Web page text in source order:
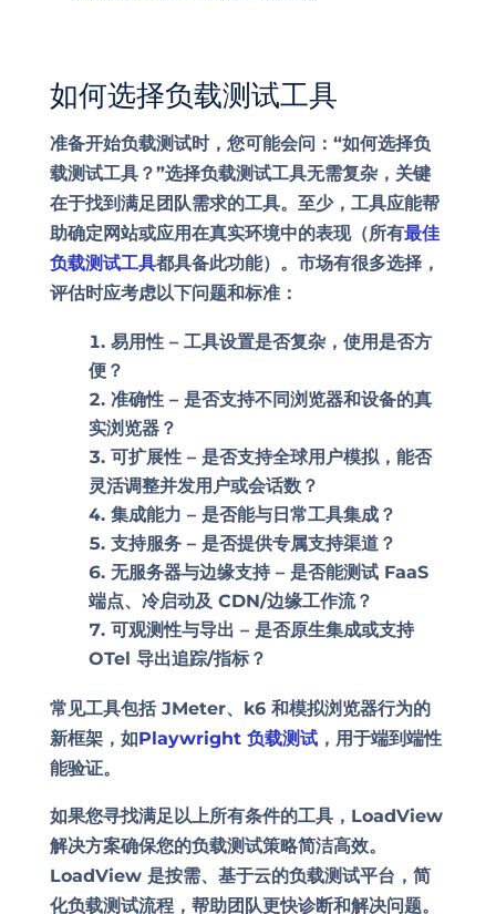
如何选择负载测试工具
准备开始负载测试时，您可能会问：“如何选择负
载测试工具？”选择负载测试工具无需复杂，关键
在于找到满足团队需求的工具。至少，工具应能帮
助确定网站或应用在真实环境中的表现（所有最佳
负载测试工具都具备此功能）。市场有很多选择，
评估时应考虑以下问题和标准：
易用性 –工具设置是否复杂，使用是否方
便？
准确性 –是否支持不同浏览器和设备的真
实浏览器？
可扩展性 –是否支持全球用户模拟，能否
灵活调整并发用户或会话数？
集成能力 –是否能与日常工具集成？
支持服务 –是否提供专属支持渠道？
无服务器与边缘支持 –是否能测试 FaaS
端点、冷启动及 CDN/边缘工作流？
可观测性与导出 –是否原生集成或支持
OTel 导出追踪/指标？
常见工具包括 JMeter、k6 和模拟浏览器行为的
新框架，如Playwright 负载测试，用于端到端性
能验证。
如果您寻找满足以上所有条件的工具，LoadView
解决方案确保您的负载测试策略简洁高效。
LoadView 是按需、基于云的负载测试平台，简
化负载测试流程，帮助团队更快诊断和解决问题。